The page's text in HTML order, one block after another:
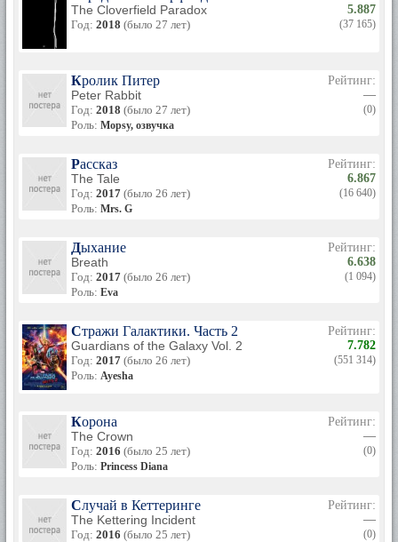
The Cloverfield Paradox
Год: 2018 (было 27 лет)
5.887
(37 165)
Кролик Питер
Peter Rabbit
Год: 2018 (было 27 лет)
Роль: Mopsy, озвучка
Рейтинг:
—
(0)
Рассказ
The Tale
Год: 2017 (было 26 лет)
Роль: Mrs. G
Рейтинг:
6.867
(16 640)
Дыхание
Breath
Год: 2017 (было 26 лет)
Роль: Eva
Рейтинг:
6.638
(1 094)
Стражи Галактики. Часть 2
Guardians of the Galaxy Vol. 2
Год: 2017 (было 26 лет)
Роль: Ayesha
Рейтинг:
7.782
(551 314)
Корона
The Crown
Год: 2016 (было 25 лет)
Роль: Princess Diana
Рейтинг:
—
(0)
Случай в Кеттеринге
The Kettering Incident
Год: 2016 (было 25 лет)
Рейтинг:
—
(0)